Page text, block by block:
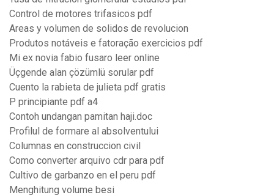
Control de motores trifasicos pdf
Areas y volumen de solidos de revolucion
Produtos notáveis e fatoração exercicios pdf
Mi ex novia fabio fusaro leer online
Üçgende alan çözümlü sorular pdf
Cuento la rabieta de julieta pdf gratis
P principiante pdf a4
Contoh undangan pamitan haji.doc
Profilul de formare al absolventului
Columnas en construccion civil
Como converter arquivo cdr para pdf
Cultivo de garbanzo en el peru pdf
Menghitung volume besi